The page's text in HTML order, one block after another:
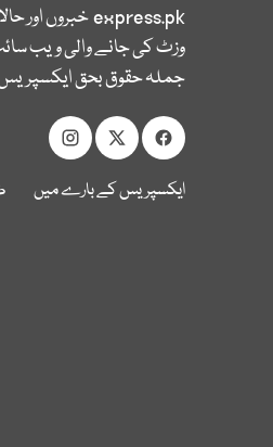
express.pkخبروں اور
وزٹ کی جانے والی ویب
جملہ حقوق بحق
ایکسپریس کے بارے میں